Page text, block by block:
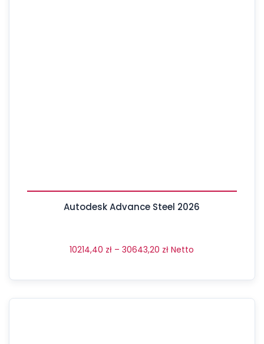
Autodesk Advance Steel 2026
10214,40 zł – 30643,20 zł Netto